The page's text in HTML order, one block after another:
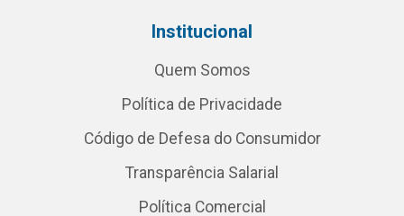
Institucional
Quem Somos
Política de Privacidade
Código de Defesa do Consumidor
Transparência Salarial
Política Comercial